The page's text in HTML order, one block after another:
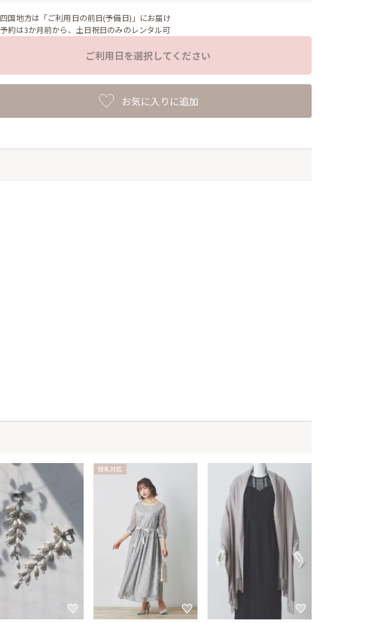
国地方は「ご利用日の前日(予備日)」にお届け
約は3か月前から、土日祝日のみのレンタル可
ご利用日を選択してください
お気に入りに追加
授乳対応